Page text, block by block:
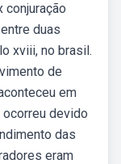
conjuração
duas
xviii, no brasil.
de
em
devido
das
eram